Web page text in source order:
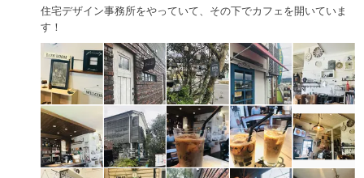
住宅デザイン事務所をやっていて、その下でカフェを開いていま
す！